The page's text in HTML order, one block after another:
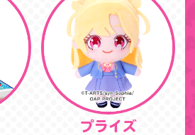
プライズ